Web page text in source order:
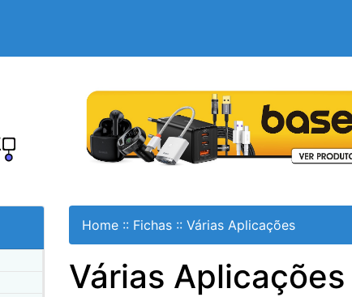
Home :: Fichas :: Várias Aplicações
Várias Aplicações